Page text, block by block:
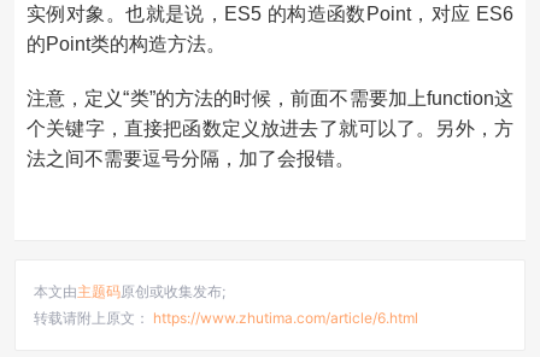
实例对象。也就是说，ES5 的构造函数Point，对应 ES6
的Point类的构造方法。
注意，定义“类”的方法的时候，前面不需要加上function这
个关键字，直接把函数定义放进去了就可以了。另外，方
法之间不需要逗号分隔，加了会报错。
本文由主题码原创或收集发布;
转载请附上原文： https://www.zhutima.com/article/6.html